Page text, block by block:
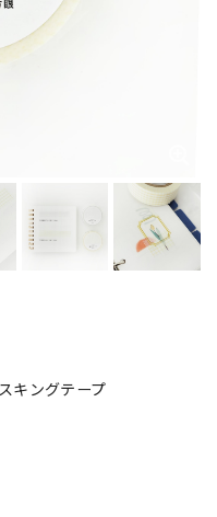
キングテープ